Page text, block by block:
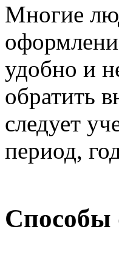
Многие
удобно и
обратить
следует
период,
Способы